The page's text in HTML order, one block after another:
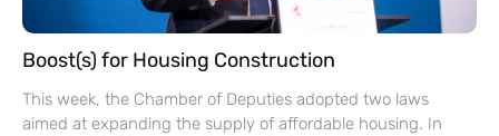
Boost(s) for Housing Construction
This week, the Chamber of Deputies adopted two laws
aimed at expanding the supply of affordable housing. In